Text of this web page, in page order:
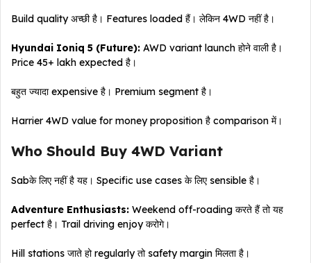
Build quality अच्छी है। Features loaded हैं। लेकिन 4WD नहीं है।
Hyundai Ioniq 5 (Future): AWD variant launch होने वाली है।
Price ₹45+ lakh expected है।
बहुत ज्यादा expensive है। Premium segment है।
Harrier 4WD value for money proposition है comparison में।
Who Should Buy 4WD Variant
Sabके लिए नहीं है यह। Specific use cases के लिए sensible है।
Adventure Enthusiasts: Weekend off-roading करते हैं तो यह
perfect है। Trail driving enjoy करोगे।
Hill stations जाते हो regularly तो safety margin मिलता है।